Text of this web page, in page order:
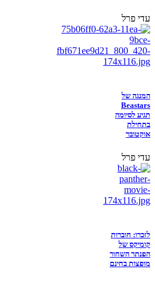
עדי פרל
המנגה של
Beastars
תגיע לסיומה
בתחילת
אוקטובר
עדי פרל
לזכרו: חוברות
קומיקס של
הפנתר השחור
מופצות בחינם